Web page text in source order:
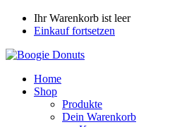
Ihr Warenkorb ist leer
Einkauf fortsetzen
Home
Shop
Produkte
Dein Warenkorb